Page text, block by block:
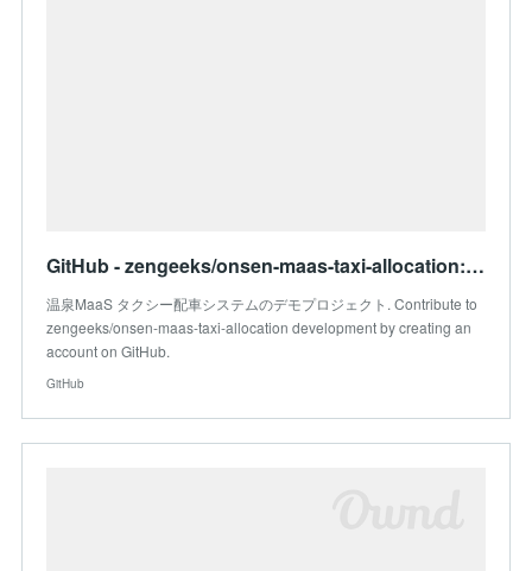
GitHub - zengeeks/onsen-maas-taxi-allocation: 温泉MaaS タクシー配車システムのデモプロジェクト
温泉MaaS タクシー配車システムのデモプロジェクト. Contribute to
zengeeks/onsen-maas-taxi-allocation development by creating an
account on GitHub.
GitHub